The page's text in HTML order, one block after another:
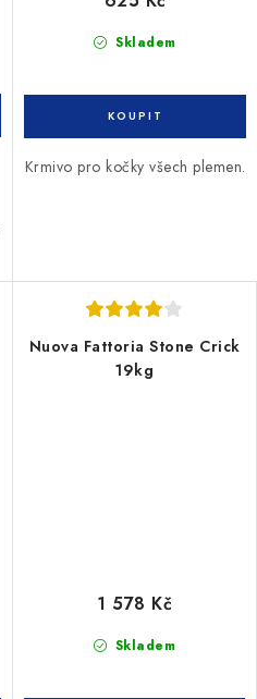
Skladem
Krmivo pro kočky všech plemen.
Nuova Fattoria Stone Crick
19kg
Skladem
1 578 Kč